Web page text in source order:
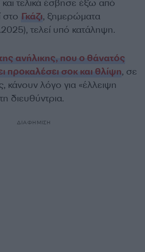
τελικά έσβησε έξω από
στο Γκάζι, ξημερώματα
τελεί υπό κατάληψη.
ανήλικης, που ο θάνατός
προκαλέσει σοκ και θλίψη, σε
κάνουν λόγο για «έλλειψη
διευθύντρια.
ΔΙΑΦΗΜΙΣΗ